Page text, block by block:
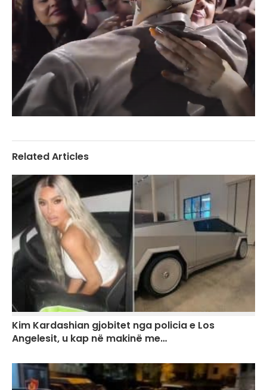
Related Articles
Kim Kardashian gjobitet nga policia e Los
Angelesit, u kap në makinë me…